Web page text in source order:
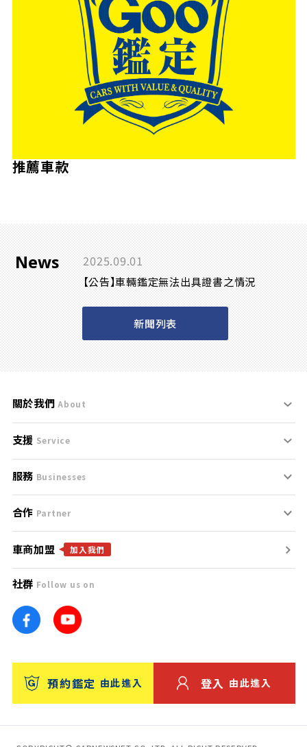
推薦車款
News 2025.09.01
【公告】車輛鑑定無法出具證書之情況
新聞列表
關於我們 About
刊登規範
服務條款
免責聲明
隱私權政策
團隊
車訊網
台灣優良中古車商大獎
支援 Service
支援中心
聯絡我們
服務 Businesses
什麼是Goo鑑定？
找好車
找好店
找海外車
消費者評價
保固
合作 Partner
合作夥伴
廣告合作
車商加盟 加入我們
社群 Follow us on
預約鑑定 由此進入 登入 由此進入